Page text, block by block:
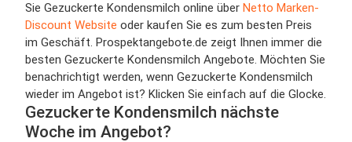
Sie Gezuckerte Kondensmilch online über Netto Marken-
Discount Website oder kaufen Sie es zum besten Preis
im Geschäft. Prospektangebote.de zeigt Ihnen immer die
besten Gezuckerte Kondensmilch Angebote. Möchten Sie
benachrichtigt werden, wenn Gezuckerte Kondensmilch
wieder im Angebot ist? Klicken Sie einfach auf die Glocke.
Gezuckerte Kondensmilch nächste
Woche im Angebot?